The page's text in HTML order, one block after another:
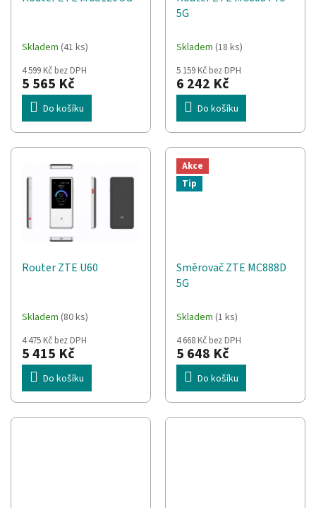
Skladem (41 ks)
4 599 Kč bez DPH
5 565 Kč
Do košíku
5G
Skladem (18 ks)
5 159 Kč bez DPH
6 242 Kč
Do košíku
Router ZTE U60
Skladem (80 ks)
4 475 Kč bez DPH
5 415 Kč
Do košíku
Akce
Tip
Směrovač ZTE MC888D
5G
Skladem (1 ks)
4 668 Kč bez DPH
5 648 Kč
Do košíku